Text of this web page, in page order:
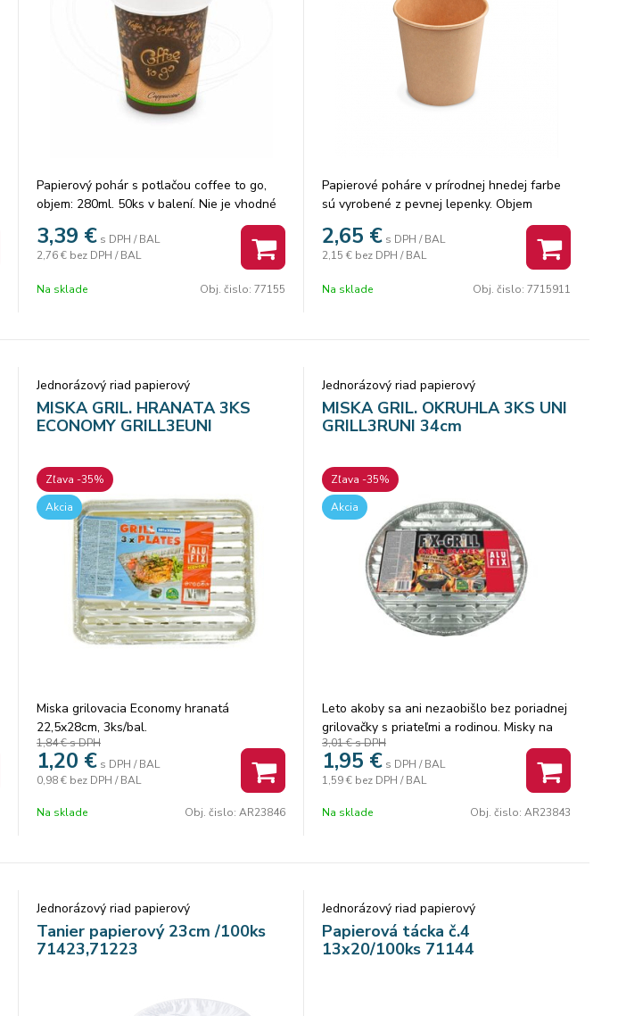
Papierový pohár s potlačou coffee to go,
objem: 280ml. 50ks v balení. Nie je vhodné
3,39 € s DPH / BAL
2,76 € bez DPH / BAL
Na sklade Obj. čislo: 77155
Papierové poháre v prírodnej hnedej farbe
sú vyrobené z pevnej lepenky. Objem
pohára je 200 ml a jeho výška je 9 cm. Na
uzatvorenie pohára je vhodné viečko o
priemere 80mm. Vnútro pohára je
presakovaniu. Poháre sú biologicky
2,65 € s DPH / BAL
2,15 € bez DPH / BAL
Na sklade Obj. čislo: 7715911
Jednorázový riad papierový
MISKA GRIL. HRANATA 3KS
ECONOMY GRILL3EUNI
Zľava -35%
Akcia
Miska grilovacia Economy hranatá
22,5x28cm, 3ks/bal.
1,84 €s DPH
1,20 € s DPH / BAL
0,98 € bez DPH / BAL
Na sklade Obj. čislo: AR23846
Jednorázový riad papierový
MISKA GRIL. OKRUHLA 3KS UNI
GRILL3RUNI 34cm
Zľava -35%
Akcia
Leto akoby sa ani nezaobišlo bez poriadnej
grilovačky s priateľmi a rodinou. Misky na
grilovanie sú ideálny pomocník pri príprave
obľúbených pokrmov. Ochránia jedlo pred
spálením a navyše udržia stekajúci olej z
3,01 €s DPH
1,95 € s DPH / BAL
1,59 € bez DPH / BAL
Na sklade Obj. čislo: AR23843
Jednorázový riad papierový
Tanier papierový 23cm /100ks
71423,71223
Jednorázový riad papierový
Papierová tácka č.4
13x20/100ks 71144